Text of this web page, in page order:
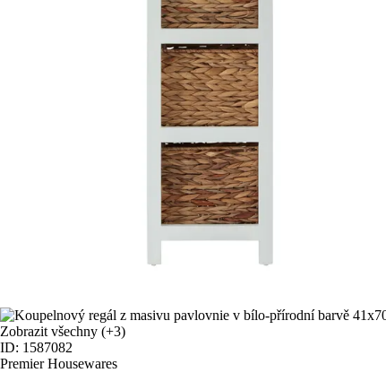
Zobrazit všechny (+3)
ID: 1587082
Premier Housewares